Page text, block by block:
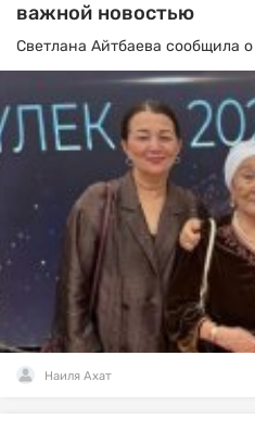
важной новостью
Светлана Айтбаева сообщила
Наиля Ахат